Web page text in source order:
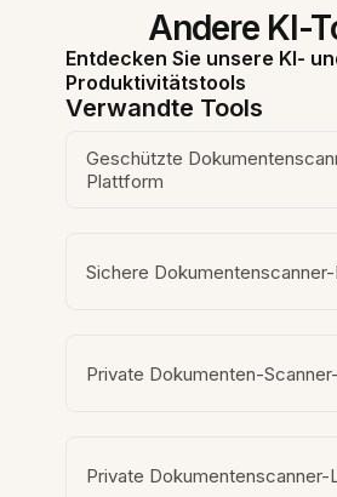
Andere KI-
Entdecken Sie unsere KI-
Produktivitätstools
Verwandte Tools
Geschützte
Plattform
Sichere
Private Dokumenten-
Private Dokumentenscanner-